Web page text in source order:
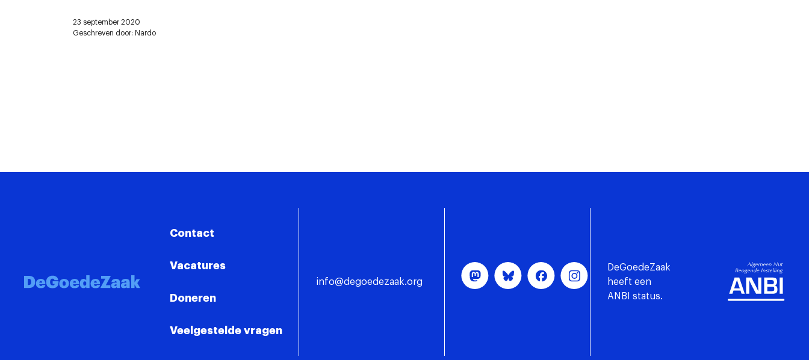
23 september 2020
Geschreven door: Nardo
Contact
Vacatures
Doneren
Veelgestelde vragen
info@degoedezaak.org
DeGoedeZaak
heeft een
ANBI status.